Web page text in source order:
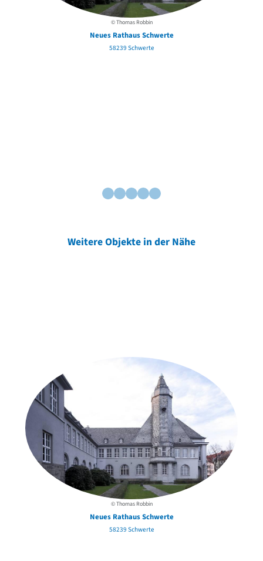
© Thomas Robbin
Neues Rathaus Schwerte
58239 Schwerte
Weitere Objekte in der Nähe
© Thomas Robbin
Neues Rathaus Schwerte
58239 Schwerte